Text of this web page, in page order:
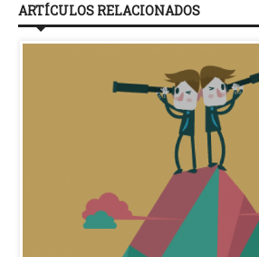
ARTÍCULOS RELACIONADOS